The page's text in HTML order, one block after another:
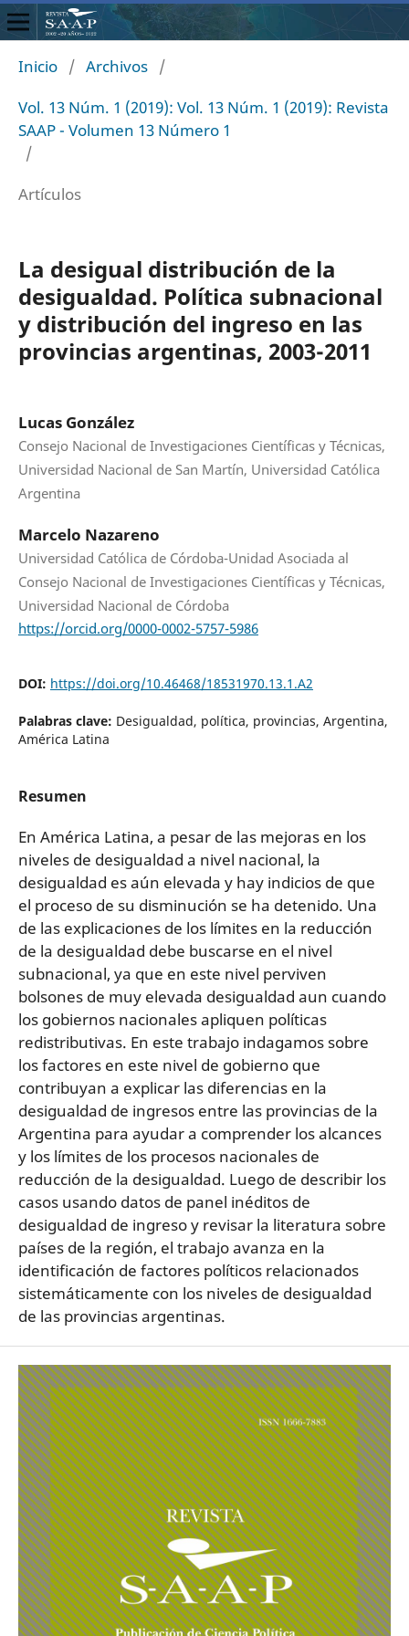
Inicio / Archivos /
Vol. 13 Núm. 1 (2019): Vol. 13 Núm. 1 (2019): Revista
SAAP - Volumen 13 Número 1
/
Artículos
La desigual distribución de la
desigualdad. Política subnacional
y distribución del ingreso en las
provincias argentinas, 2003-2011
Lucas González
Consejo Nacional de Investigaciones Científicas y Técnicas,
Universidad Nacional de San Martín, Universidad Católica
Argentina
Marcelo Nazareno
Universidad Católica de Córdoba-Unidad Asociada al
Consejo Nacional de Investigaciones Científicas y Técnicas,
Universidad Nacional de Córdoba
https://orcid.org/0000-0002-5757-5986
DOI: https://doi.org/10.46468/18531970.13.1.A2
Palabras clave: Desigualdad, política, provincias, Argentina,
América Latina
Resumen
En América Latina, a pesar de las mejoras en los
niveles de desigualdad a nivel nacional, la
desigualdad es aún elevada y hay indicios de que
el proceso de su disminución se ha detenido. Una
de las explicaciones de los límites en la reducción
de la desigualdad debe buscarse en el nivel
subnacional, ya que en este nivel perviven
bolsones de muy elevada desigualdad aun cuando
los gobiernos nacionales apliquen políticas
redistributivas. En este trabajo indagamos sobre
los factores en este nivel de gobierno que
contribuyan a explicar las diferencias en la
desigualdad de ingresos entre las provincias de la
Argentina para ayudar a comprender los alcances
y los límites de los procesos nacionales de
reducción de la desigualdad. Luego de describir los
casos usando datos de panel inéditos de
desigualdad de ingreso y revisar la literatura sobre
países de la región, el trabajo avanza en la
identificación de factores políticos relacionados
sistemáticamente con los niveles de desigualdad
de las provincias argentinas.